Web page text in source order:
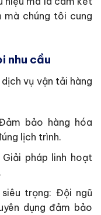
mà chúng tôi cung
nhu cầu
vụ vận tải hàng
bảo hàng hóa
lịch trình.
Giải pháp linh hoạt
trọng: Đội ngũ
dụng đảm bảo